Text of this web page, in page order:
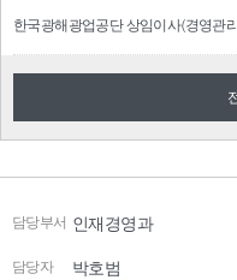
담당부서 인재경영과
담당자 박호범